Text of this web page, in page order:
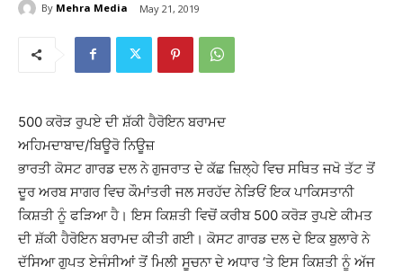
By Mehra Media May 21, 2019
500 ਕਰੋੜ ਰੁਪਏ ਦੀ ਸ਼ੱਕੀ ਹੈਰੋਇਨ ਬਰਾਮਦ
ਅਹਿਮਦਾਬਾਦ/ਬਿਊਰੋ ਨਿਊਜ਼
ਭਾਰਤੀ ਕੋਸਟ ਗਾਰਡ ਦਲ ਨੇ ਗੁਜਰਾਤ ਦੇ ਕੱਛ ਜ਼ਿਲ੍ਹੇ ਵਿਚ ਸਥਿਤ ਜਖੋ ਤੱਟ ਤੋਂ
ਦੂਰ ਅਰਬ ਸਾਗਰ ਵਿਚ ਕੌਮਾਂਤਰੀ ਜਲ ਸਰਹੱਦ ਨੇੜਿਓਂ ਇਕ ਪਾਕਿਸਤਾਨੀ
ਕਿਸ਼ਤੀ ਨੂੰ ਫੜਿਆ ਹੈ। ਇਸ ਕਿਸ਼ਤੀ ਵਿਚੋਂ ਕਰੀਬ 500 ਕਰੋੜ ਰੁਪਏ ਕੀਮਤ
ਦੀ ਸ਼ੱਕੀ ਹੈਰੋਇਨ ਬਰਾਮਦ ਕੀਤੀ ਗਈ। ਕੋਸਟ ਗਾਰਡ ਦਲ ਦੇ ਇਕ ਬੁਲਾਰੇ ਨੇ
ਦੱਸਿਆ ਗੁਪਤ ਏਜੰਸੀਆਂ ਤੋਂ ਮਿਲੀ ਸੂਚਨਾ ਦੇ ਅਧਾਰ ‘ਤੇ ਇਸ ਕਿਸ਼ਤੀ ਨੂੰ ਅੱਜ